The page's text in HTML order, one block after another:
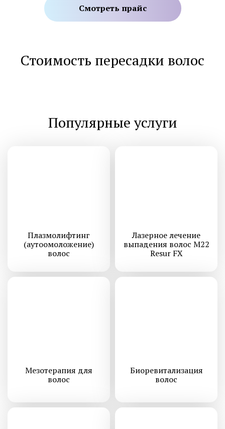
Смотреть прайс
Стоимость пересадки волос
Популярные услуги
Плазмолифтинг
(аутоомоложение)
волос
Лазерное лечение
выпадения волос M22
Resur FX
Мезотерапия для
волос
Биоревитализация
волос